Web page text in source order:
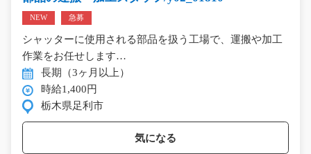
NEW 急募
シャッターに使用される部品を扱う工場で、運搬や加工
作業をお任せします…
長期（3ヶ月以上）
時給1,400円
栃木県足利市
気になる